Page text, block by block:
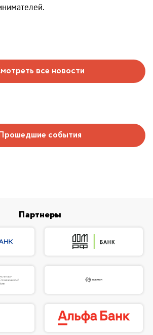
все новости
события
Партнеры